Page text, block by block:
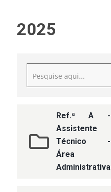
2025
Ref.ª A -
Assistente
Técnico -
Área
Administrativa